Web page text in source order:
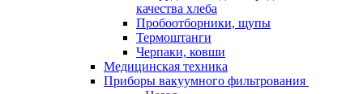
качества хлеба
Пробоотборники, щупы
Термоштанги
Черпаки, ковши
Медицинская техника
Приборы вакуумного фильтрования